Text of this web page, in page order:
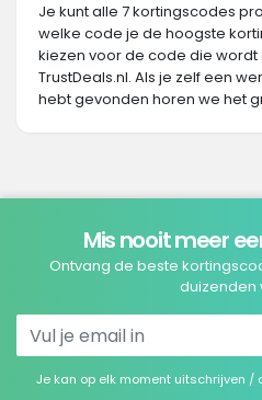
Je kunt alle 7 kortingscodes
welke code je de hoogste
kiezen voor de code die
TrustDeals.nl. Als je zelf een
hebt gevonden horen we het
Mis nooit meer
Ontvang de beste
duizenden
Je kan op elk moment uitschrijven /